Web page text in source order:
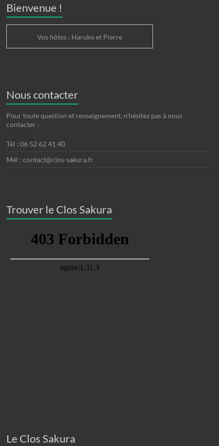
Bienvenue !
Vos hôtes : Haruko et Pierre
Nous contacter
Pour toute question et renseignement, n’hésitez pas à nous
contacter :
Tél : 06 52 62 41 40
Mél : contact@clos-sakura.fr
Trouver le Clos Sakura
Le Clos Sakura